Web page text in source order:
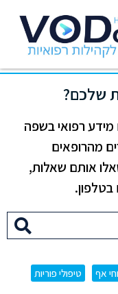
שלכם?
מידע רפואי בשפה
מהרופאים
אותם שאלות,
אף
טיפולי פוריות